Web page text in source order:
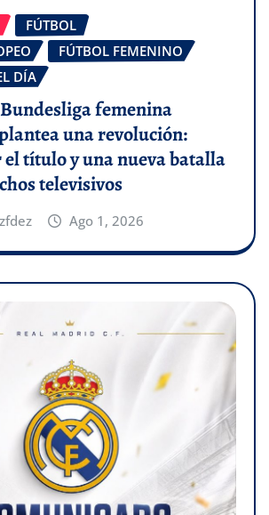
FÚTBOL
FÚTBOL FEMENINO
DÍA
femenina
una revolución:
título y una nueva batalla
televisivos
Ago 1, 2026